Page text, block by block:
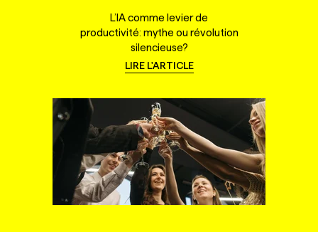
L’IA comme levier de
productivité: mythe ou révolution
silencieuse?
LIRE L'ARTICLE